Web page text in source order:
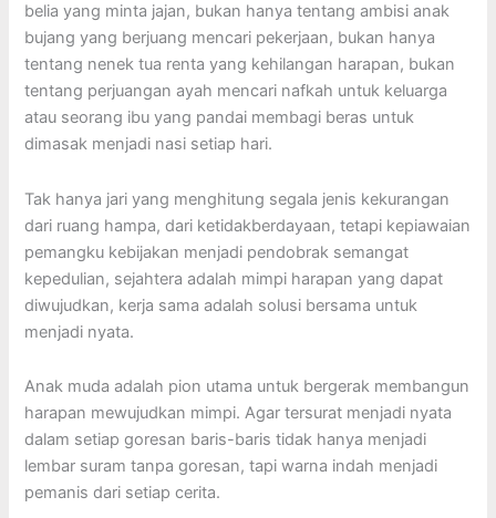
belia yang minta jajan, bukan hanya tentang ambisi anak
bujang yang berjuang mencari pekerjaan, bukan hanya
tentang nenek tua renta yang kehilangan harapan, bukan
tentang perjuangan ayah mencari nafkah untuk keluarga
atau seorang ibu yang pandai membagi beras untuk
dimasak menjadi nasi setiap hari.
Tak hanya jari yang menghitung segala jenis kekurangan
dari ruang hampa, dari ketidakberdayaan, tetapi kepiawaian
pemangku kebijakan menjadi pendobrak semangat
kepedulian, sejahtera adalah mimpi harapan yang dapat
diwujudkan, kerja sama adalah solusi bersama untuk
menjadi nyata.
Anak muda adalah pion utama untuk bergerak membangun
harapan mewujudkan mimpi. Agar tersurat menjadi nyata
dalam setiap goresan baris-baris tidak hanya menjadi
lembar suram tanpa goresan, tapi warna indah menjadi
pemanis dari setiap cerita.